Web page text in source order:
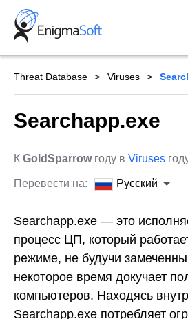
Skip
content
Threat Database Viruses
Searchapp.exe
К GoldSparrowгоду в Viruses
Перевести на: Русский
Searchapp.exe — это
процесс ЦП, который
режиме, не будучи
некоторое время докучает
компьютеров. Находясь
Searchapp.exe потребляет